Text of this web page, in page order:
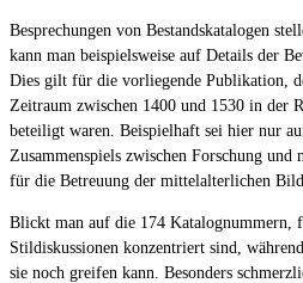
Besprechungen von Bestandskatalogen
kann man beispielsweise auf Details der
Dies gilt für die vorliegende Publikation,
Zeitraum zwischen 1400 und 1530 in der
beteiligt waren. Beispielhaft sei hier nur
Zusammenspiels zwischen Forschung
für die Betreuung der mittelalterlichen
Blickt man auf die 174 Katalognummern,
Stildiskussionen konzentriert sind,
sie noch greifen kann. Besonders